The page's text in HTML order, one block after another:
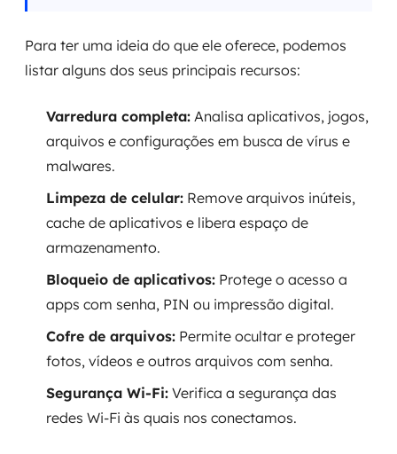
Para ter uma ideia do que ele oferece, podemos
listar alguns dos seus principais recursos:
Varredura completa: Analisa aplicativos, jogos,
arquivos e configurações em busca de vírus e
malwares.
Limpeza de celular: Remove arquivos inúteis,
cache de aplicativos e libera espaço de
armazenamento.
Bloqueio de aplicativos: Protege o acesso a
apps com senha, PIN ou impressão digital.
Cofre de arquivos: Permite ocultar e proteger
fotos, vídeos e outros arquivos com senha.
Segurança Wi-Fi: Verifica a segurança das
redes Wi-Fi às quais nos conectamos.